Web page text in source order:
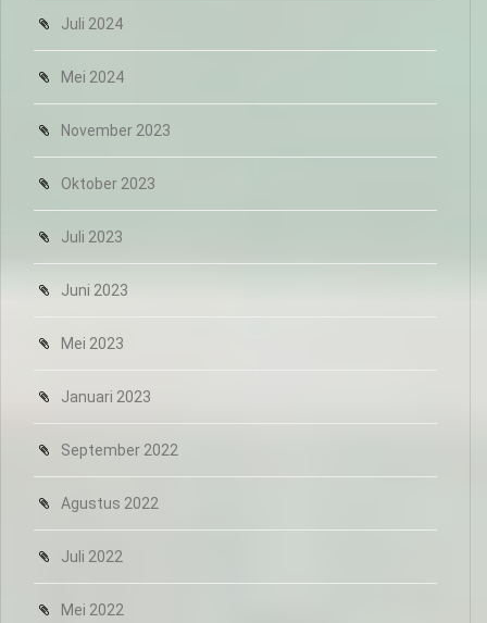
Juli 2024
Mei 2024
November 2023
Oktober 2023
Juli 2023
Juni 2023
Mei 2023
Januari 2023
September 2022
Agustus 2022
Juli 2022
Mei 2022